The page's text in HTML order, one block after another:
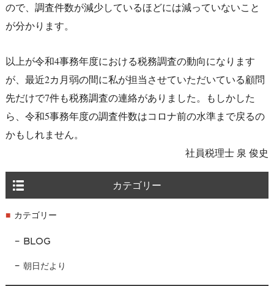
ので、調査件数が減少しているほどには減っていないこと
が分かります。
以上が令和4事務年度における税務調査の動向になります
が、最近2カ月弱の間に私が担当させていただいている顧問
先だけで7件も税務調査の連絡がありました。もしかした
ら、令和5事務年度の調査件数はコロナ前の水準まで戻るの
かもしれません。
社員税理士 泉 俊史
カテゴリー
カテゴリー
BLOG
朝日だより